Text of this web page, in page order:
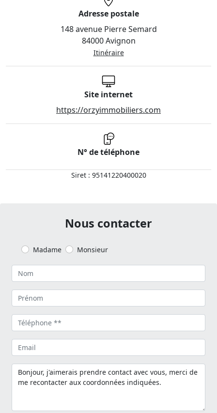
Adresse postale
148 avenue Pierre Semard
84000 Avignon
Itinéraire
Site internet
https://orzyimmobiliers.com
N° de téléphone
Siret : 95141220400020
Nous contacter
Madame Monsieur